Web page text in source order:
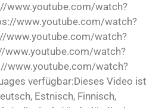
www.youtube.com/watch?
www.youtube.com/watch?
www.youtube.com/watch?
www.youtube.com/watch?
www.youtube.com/watch?
verfügbar:Dieses Video ist
Estnisch, Finnisch,